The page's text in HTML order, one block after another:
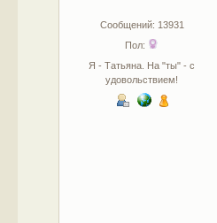
Сообщений: 13931
Пол:
Я - Татьяна. На "ты" - с
удовольствием!